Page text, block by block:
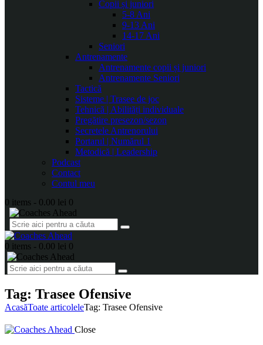
Copii și juniori
5-8 Ani
9-13 Ani
14-17 Ani
Seniori
Antrenamente
Antrenamente copii și juniori
Antrenamente Seniori
Tactică
Sisteme | Trasee de joc
Tehnică | Abilități individuale
Pregătire presezon/sezon
Secretele Antrenorului
Portarul | Numărul 1
Metodică | Leadership
Podcast
Contact
Contul meu
0 items - 0.00 lei 0
0 items - 0.00 lei 0
Tag: Trasee Ofensive
AcasăToate articoleleTag: Trasee Ofensive
Close